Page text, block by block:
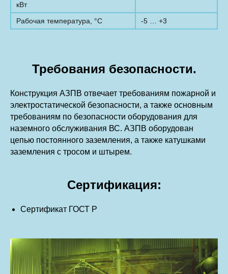
кВт
Рабочая температура, °С -5 … +3
Требования безопасности.
Конструкция АЗПВ отвечает требованиям пожарной и
электростатической безопасности, а также основным
требованиям по безопасности оборудования для
наземного обслуживания ВС. АЗПВ оборудован
цепью постоянного заземления, а также катушками
заземления с тросом и штырем.
Сертификация:
Сертификат ГОСТ Р